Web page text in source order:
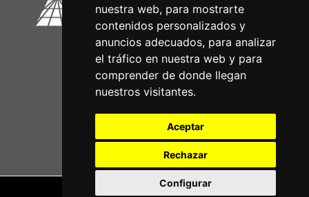
nuestra web, para mostrarte
contenidos personalizados y
anuncios adecuados, para analizar
el tráfico en nuestra web y para
comprender de donde llegan
nuestros visitantes.
Aceptar
Rechazar
Configurar
Nota legal|Política de privacidade